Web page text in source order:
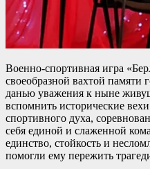
Военно-спортивная игра
своеобразной вахтой памяти
данью уважения к ныне
вспомнить исторические
спортивного духа,
себя единой и слаженной
единство, стойкость и
помогли ему пережить